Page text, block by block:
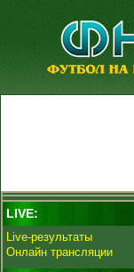
LIVE:
Live-результаты
Онлайн трансляции